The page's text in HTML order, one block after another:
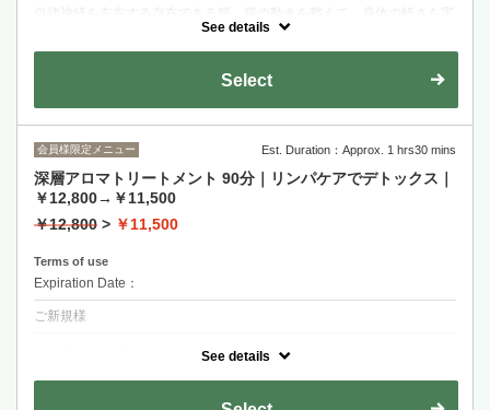
自律神経を左右する存在である腸。腸の動きを整えて、身体の軽さを実
感してください♪※オイルを使用します。
See details
Select
会員様限定メニュー Est. Duration：Approx. 1 hrs30 mins
深層アロマトリートメント 90分｜リンパケアでデトックス｜
￥12,800→￥11,500
￥12,800 > ￥11,500
Terms of use
Expiration Date：
ご新規様
で、老廃物をしっかり押し流して、心身ともにリラックス♪
See details